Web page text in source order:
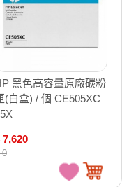
黑色高容量原廠碳粉
(白盒) / 個 CE505XC
7,620
0